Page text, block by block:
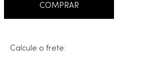
COMPRAR
Calcule o frete: